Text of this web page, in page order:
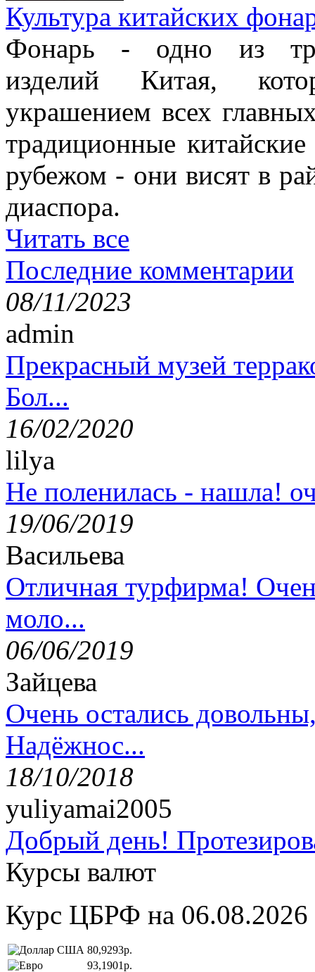
Культура китайских
Фонарь - одно из
изделий Китая,
украшением всех
традиционные
рубежом - они висят в
диаспора.
Читать все
Последние комментарии
08/11/2023
admin
Прекрасный музей
Бол...
16/02/2020
lilya
Не поленилась - нашла!
19/06/2019
Васильева
Отличная турфирма!
моло...
06/06/2019
Зайцева
Очень остались
Надёжнос...
18/10/2018
yuliyamai2005
Добрый день!
Курсы валют
Курс ЦБРФ на 06.08.2026
80,9293р.
93,1901р.